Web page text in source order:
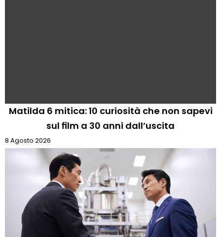
Matilda 6 mitica: 10 curiosità che non sapevi
sul film a 30 anni dall’uscita
8 Agosto 2026